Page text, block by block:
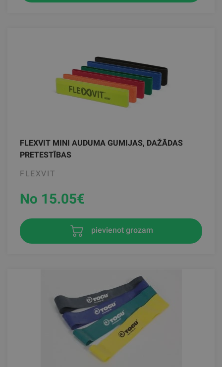
FLEXVIT MINI AUDUMA GUMIJAS, DAŽĀDAS
PRETESTĪBAS
FLEXVIT
No 15.05€
pievienot grozam